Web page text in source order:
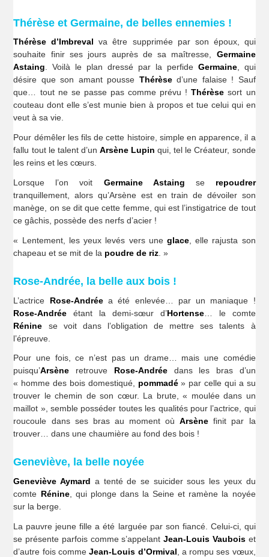
Thérèse et Germaine, de belles ennemies !
Thérèse d’Imbreval va être supprimée par son époux, qui
souhaite finir ses jours auprès de sa maîtresse, Germaine
Astaing. Voilà le plan dressé par la perfide Germaine, qui
désire que son amant pousse Thérèsed’une falaise ! Sauf
que… tout ne se passe pas comme prévu !Thérèse sort un
couteau dont elle s’est munie bien à propos et tue celui qui en
veut à sa vie.
Pour démêler les fils de cette histoire, simple en apparence, il a
fallu tout le talent d’un Arsène Lupin qui, tel le Créateur, sonde
les reins et les cœurs.
Lorsque l’on voit Germaine Astaing se repoudrer
tranquillement, alors qu’Arsène est en train de dévoiler son
manège, on se dit que cette femme, qui est l’instigatrice de tout
ce gâchis, possède des nerfs d’acier !
« Lentement, les yeux levés vers une glace, elle rajusta son
chapeau et se mit de la poudre de riz . »
Rose-Andrée, la belle aux bois !
L’actrice Rose-Andréea été enlevée… par un maniaque !
Rose-Andrée étant la demi-sœur d’Hortense… le comte
Rénine se voit dans l’obligation de mettre ses talents à
l’épreuve.
Pour une fois, ce n’est pas un drame… mais une comédie
puisqu’Arsène retrouve Rose-Andréedans les bras d’un
« homme des bois domestiqué, pommadé» par celle qui a su
trouver le chemin de son cœur. La brute, « moulée dans un
maillot », semble posséder toutes les qualités pour l’actrice, qui
roucoule dans ses bras au moment oùArsène finit par la
trouver… dans une chaumière au fond des bois !
Geneviève, la belle noyée
Geneviève Aymard a tenté de se suicider sous les yeux du
comte Rénine, qui plonge dans la Seine et ramène la noyée
sur la berge.
La pauvre jeune fille a été larguée par son fiancé. Celui-ci, qui
se présente parfois comme s’appelantJean-Louis Vauboiset
d’autre fois commeJean-Louis d’Ormival , a rompu ses vœux,